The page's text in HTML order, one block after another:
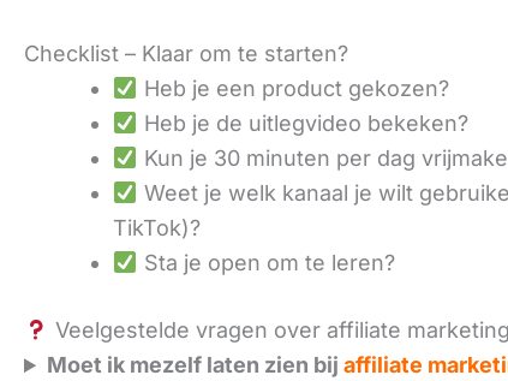
Checklist – Klaar om te starten?
Heb je een product gekozen?
Heb je de uitlegvideo bekeken?
Kun je 30 minuten per dag
Weet je welk kanaal je wilt
TikTok)?
Sta je open om te leren?
Veelgestelde vragen over affiliate marketing
Moet ik mezelf laten zien bijaffiliate